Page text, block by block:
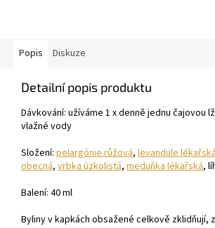
Popis Diskuze
Detailní popis produktu
Dávkování: užíváme 1 x denně jednu čajovou
vlažné vody
Složení: pelargónie růžová, levandule
obecná, vrbka úzkolistá, meduňka lékařská,
Balení: 40 ml
Byliny v kapkách obsažené celkově zklidňují,